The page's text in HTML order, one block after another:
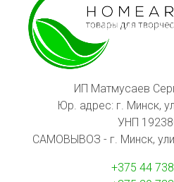
ИП Матмусаев
Юр. адрес: г. Минск,
УНП
САМОВЫВОЗ - г. Минск,
+375 44